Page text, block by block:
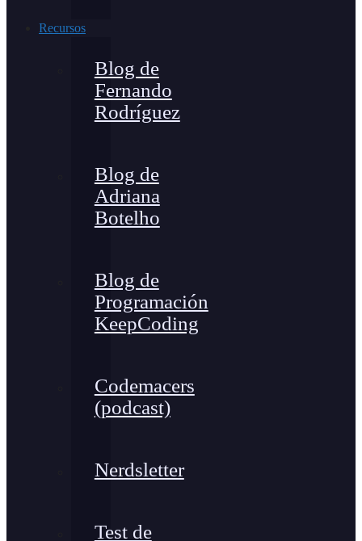
Recursos
Blog de
Fernando
Rodríguez
Blog de
Adriana
Botelho
Blog de
Programación
KeepCoding
Codemacers
(podcast)
Nerdsletter
Test de